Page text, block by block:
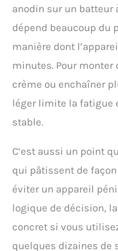
anodin sur un batteur
dépend beaucoup du
manière dont
minutes. Pour monter
crème ou enchaîner
léger limite la fatigue
stable.
C’est aussi un point
qui pâtissent de
éviter un appareil
logique de décision,
concret si vous
quelques dizaines de